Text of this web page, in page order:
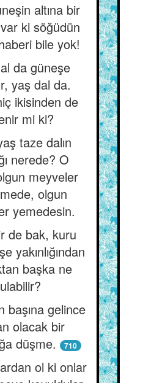
altına bir
var ki söğüdün
bile yok!
da güneşe
yaş dal da.
ikisinden de
mi ki?
taze dalın
nerede? O
meyveler
olgun
yemedesin.
de bak, kuru
yakınlığından
başka ne
başına gelince
olacak bir
düşme.
710
ol ki onlar